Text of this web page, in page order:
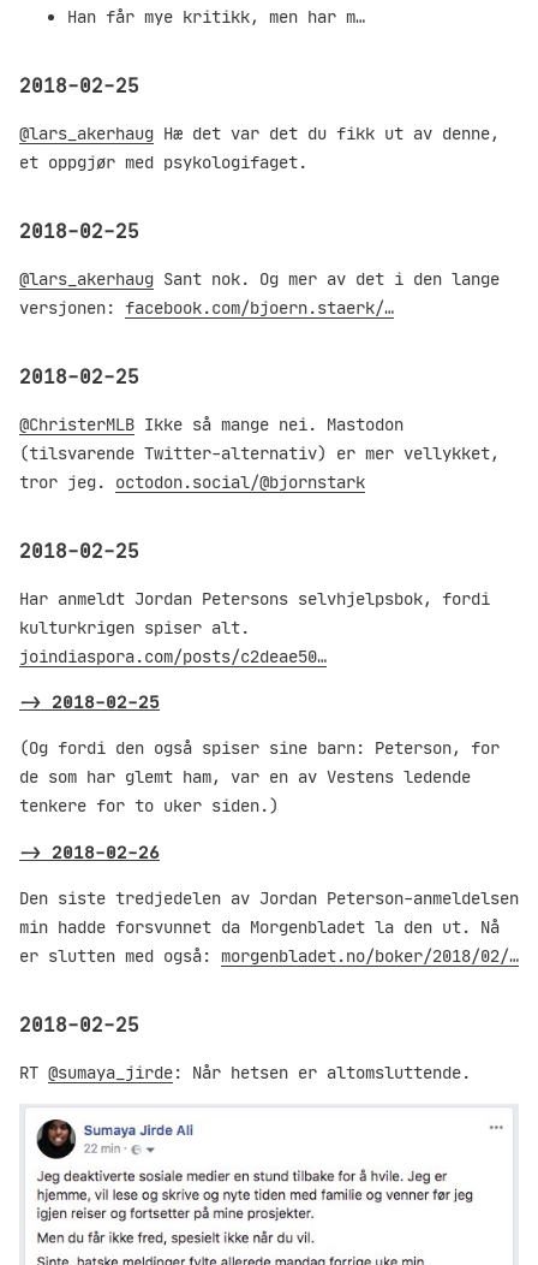
Han får mye kritikk, men har m…
2018-02-25
@lars_akerhaug Hæ det var det du fikk ut av denne,
et oppgjør med psykologifaget.
2018-02-25
@lars_akerhaug Sant nok. Og mer av det i den lange
versjonen: facebook.com/bjoern.staerk/…
2018-02-25
@ChristerMLB Ikke så mange nei. Mastodon
(tilsvarende Twitter-alternativ) er mer vellykket,
tror jeg. octodon.social/@bjornstark
2018-02-25
Har anmeldt Jordan Petersons selvhjelpsbok, fordi
kulturkrigen spiser alt.
joindiaspora.com/posts/c2deae50…
-> 2018-02-25
(Og fordi den også spiser sine barn: Peterson, for
de som har glemt ham, var en av Vestens ledende
tenkere for to uker siden.)
-> 2018-02-26
Den siste tredjedelen av Jordan Peterson-anmeldelsen
min hadde forsvunnet da Morgenbladet la den ut. Nå
er slutten med også: morgenbladet.no/boker/2018/02/…
2018-02-25
RT @sumaya_jirde: Når hetsen er altomsluttende.